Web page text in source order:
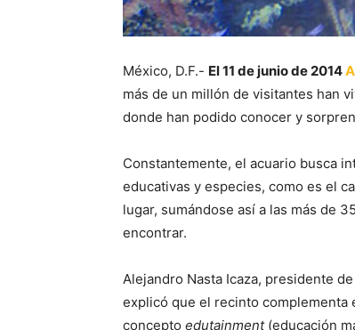
México, D.F.- El 11 de junio de 2014
más de un millón de visitantes han
donde han podido conocer y
Constantemente, el acuario busca
educativas y especies, como es el
lugar, sumándose así a las más de
encontrar.
Alejandro Nasta Icaza, presidente
explicó que el recinto complementa
concepto edutainment(educación